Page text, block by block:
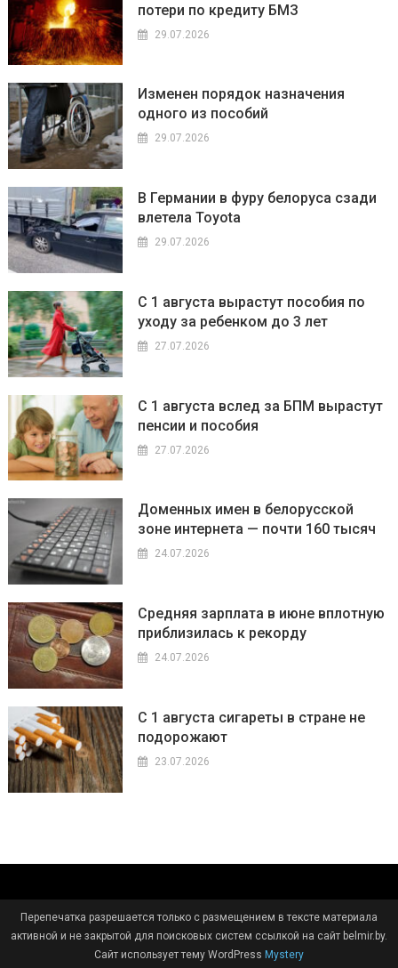
потери по кредиту БМЗ
29.07.2026
Изменен порядок назначения
одного из пособий
29.07.2026
В Германии в фуру белоруса сзади
влетела Toyota
29.07.2026
С 1 августа вырастут пособия по
уходу за ребенком до 3 лет
27.07.2026
С 1 августа вслед за БПМ вырастут
пенсии и пособия
27.07.2026
Доменных имен в белорусской
зоне интернета — почти 160 тысяч
24.07.2026
Средняя зарплата в июне вплотную
приблизилась к рекорду
24.07.2026
С 1 августа сигареты в стране не
подорожают
23.07.2026
Перепечатка разрешается только с размещением в тексте материала
активной и не закрытой для поисковых систем ссылкой на сайт belmir.by.
Сайт использует тему WordPress Mystery